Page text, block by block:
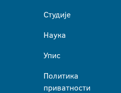
Студије
Наука
Упис
Политика
приватности